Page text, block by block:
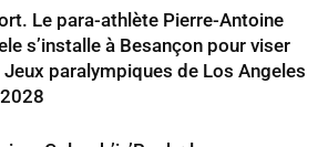
Le para-athlète Pierre-Antoine
s’installe à Besançon pour viser
Jeux paralympiques de Los Angeles